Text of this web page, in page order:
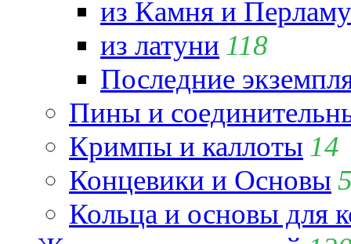
из Камня и
из латуни 118
Последние
Пины и
Кримпы и каллоты 14
Концевики и Основы
Кольца и основы для